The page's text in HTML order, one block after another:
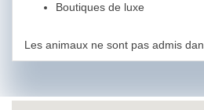
Boutiques de luxe
Les animaux ne sont pas admis